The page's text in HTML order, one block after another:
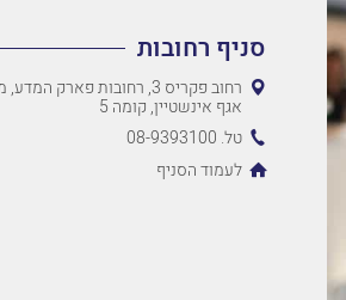
סניף רחובות
רחוב פקריס 3, רחובות פארק
אגף אינשטיין, קומה 5
טל. 08-9393100
לעמוד הסניף